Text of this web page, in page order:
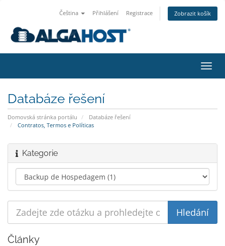
Čeština Přihlášení Registrace Zobrazit košík
Databáze řešení
Domovská stránka portálu
Databáze řešení
Contratos, Termos e Políticas
Kategorie
Články